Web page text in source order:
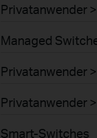
Privatanwender
Managed
Privatanwender
Privatanwender
Smart-Switches